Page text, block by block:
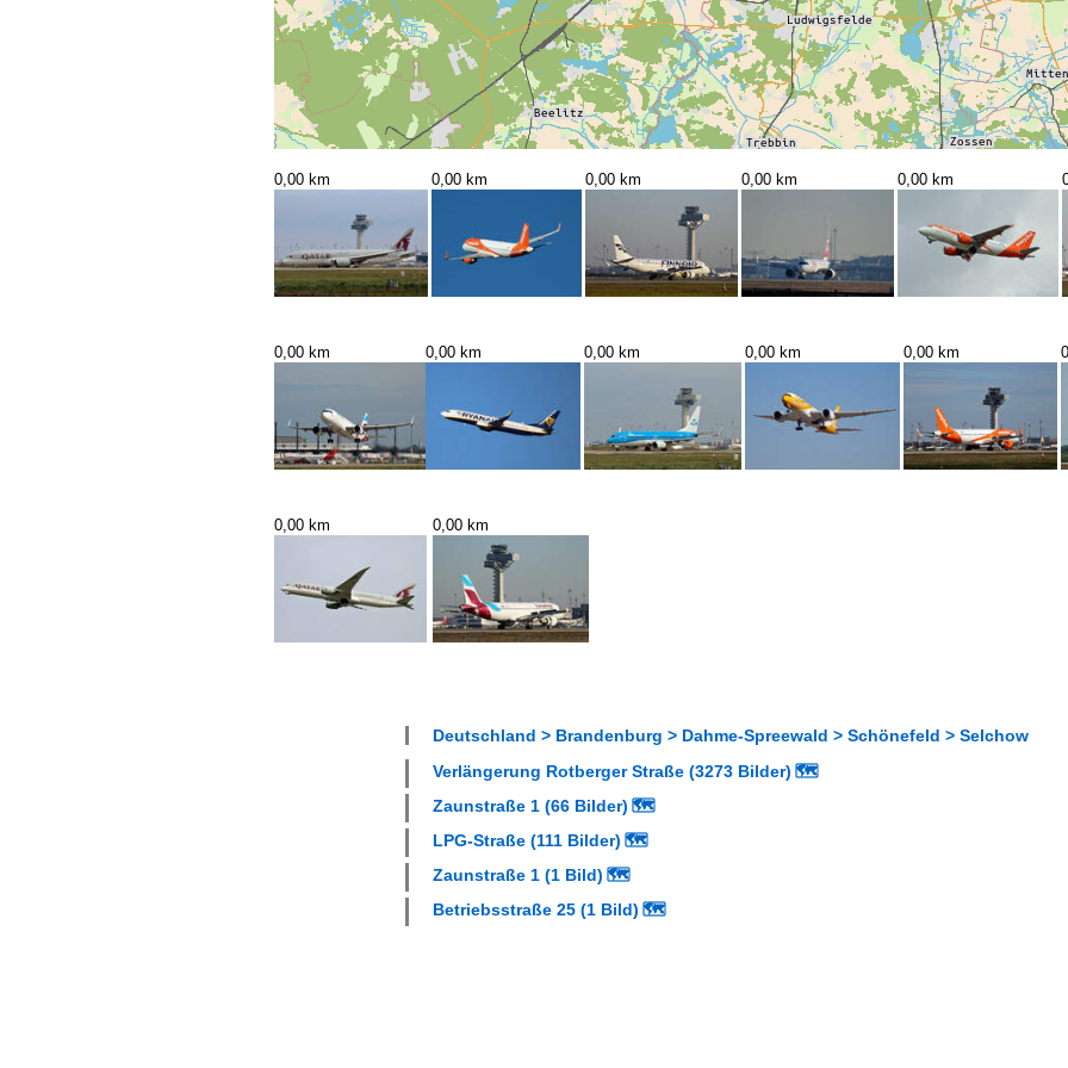
0,00 km 0,00 km 0,00 km 0,00 km 0,00 km
0,00 km 0,00 km 0,00 km 0,00 km 0,00 km
0,00 km 0,00 km
Deutschland > Brandenburg > Dahme-Spreewald > Schönefeld > Selchow
Verlängerung Rotberger Straße (3273 Bilder) 🗺
Zaunstraße 1 (66 Bilder) 🗺
LPG-Straße (111 Bilder) 🗺
Zaunstraße 1 (1 Bild) 🗺
Betriebsstraße 25 (1 Bild) 🗺